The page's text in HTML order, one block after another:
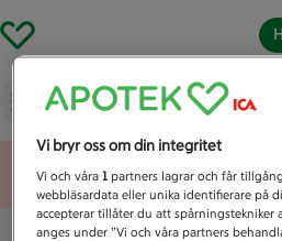
Vad letar du efter idag?
Unknown
Vi bryr oss om din integritet
Vi och våra1 partners lagrar och får
webbläsardata eller unika identifierare på
accepterar tillåter du att spårningstekniker
anges under ”Vi och våra partners